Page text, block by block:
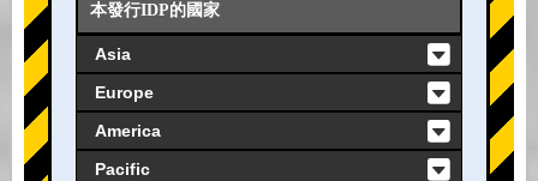
本發行IDP的國家
Asia
Europe
America
Pacific